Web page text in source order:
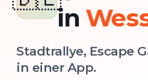
in
Stadtrallye, Escape
in einer App.